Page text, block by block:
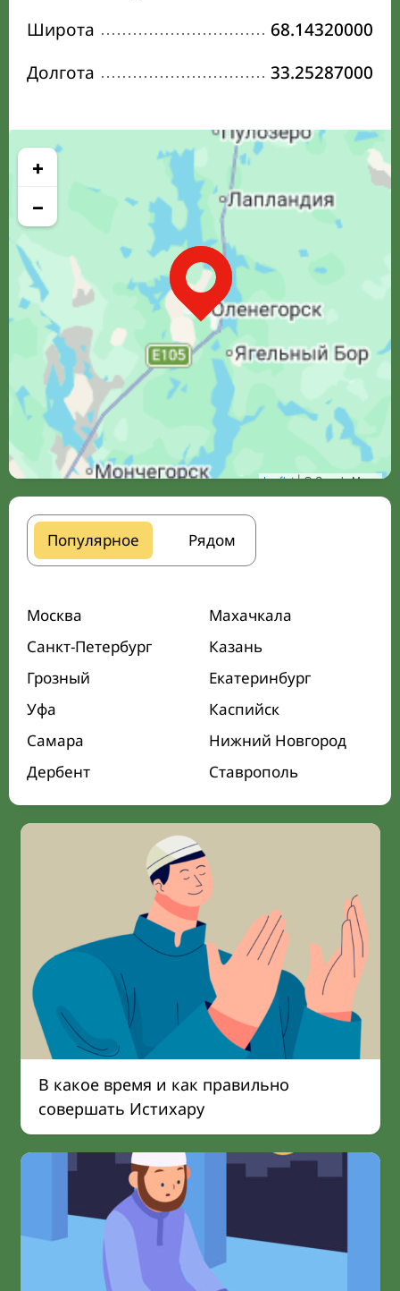
Широта
68.14320000
Долгота
33.25287000
+
−
Leaflet| © Google Maps
Популярное Рядом
Москва
Махачкала
Санкт-Петербург
Казань
Грозный
Екатеринбург
Уфа
Каспийск
Самара
Нижний Новгород
Дербент
Ставрополь
В какое время и как правильно
совершать Истихару